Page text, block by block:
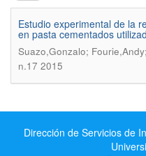
Estudio experimental de la
en pasta cementados
Suazo,Gonzalo;
n.17 2015
Dirección de Servicios de